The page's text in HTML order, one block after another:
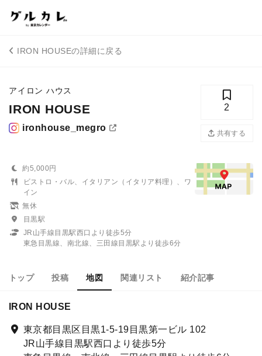
IRON HOUSEの詳細に戻る
アイロン ハウス
IRON HOUSE
ironhouse_megro
2
共有する
約5,000円
ビストロ・バル、イタリアン（イタリア料理）、ワ
イン
無休
目黒駅
JR山手線目黒駅西口より徒歩5分
東急目黒線、南北線、三田線目黒駅より徒歩6分
トップ 投稿 地図 関連リスト 紹介記事
IRON HOUSE
東京都目黒区目黒1-5-19目黒第一ビル 102
JR山手線目黒駅西口より徒歩5分